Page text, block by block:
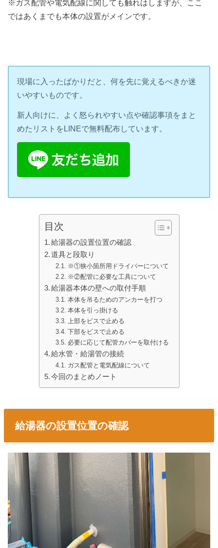
※ガス配管や電気配線に関しても触れはしますが、ここ
ではあくまでも本体の設置がメインです。
現場に入ったばかりだと、何を先に覚えるべきか迷
いやすいものです。
新人向けに、よく怒られやすい点や確認事項をまと
めたリストを LINEで無料配布しています。
目次
給湯器の設置位置の確認
道具と段取り
※①狭小箇所用ドライバーについて
※②配管に必要な工具について
給湯器本体の壁への取付手順
本体を吊るためのアンカーを打つ
本体を引っ掛ける
上部をビスで止める
下部をビスで止める
必要に応じて配管カバーを取付ける
給水管・給湯管の接続
ガス配管と電気配線について
今回のまとめノート
給湯器の設置位置の確認